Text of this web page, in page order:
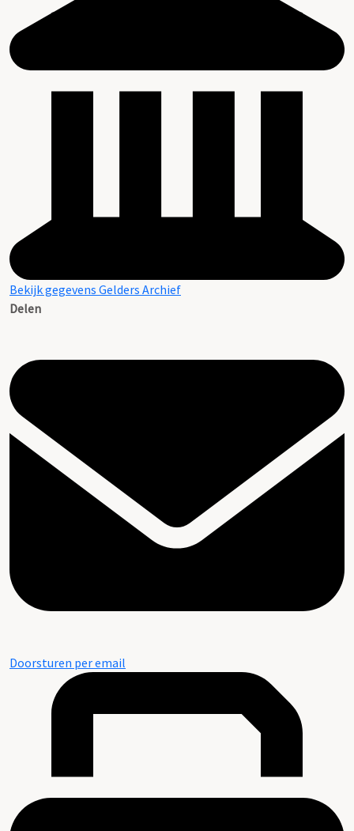
Bekijk gegevens Gelders Archief
Delen
Doorsturen per email